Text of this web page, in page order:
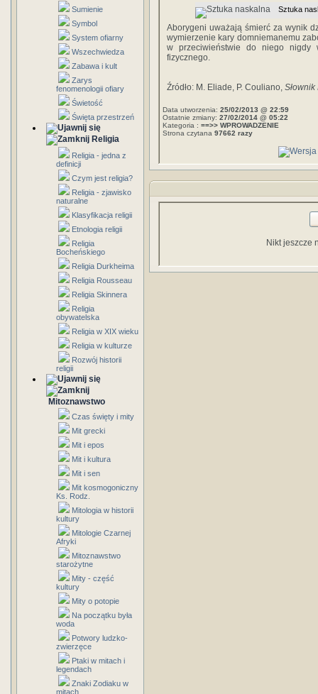
Sumienie
Symbol
System ofiarny
Wszechwiedza
Zabawa i kult
Zarys
fenomenologii ofiary
Świetość
Święta przestrzeń
Religia
Religia - jedna z
definicji
Czym jest religia?
Religia - zjawisko
naturalne
Klasyfikacja religii
Etnologia religii
Religia
Bocheńskiego
Religia Durkheima
Religia Rousseau
Religia Skinnera
Religia
obywatelska
Religia w XIX wieku
Religia w kulturze
Rozwój historii
religii
Mitoznawstwo
Czas święty i mity
Mit grecki
Mit i epos
Mit i kultura
Mit i sen
Mit kosmogoniczny
Ks. Rodz.
Mitologia w historii
kultury
Mitologie Czarnej
Afryki
Mitoznawstwo
starożytne
Mity - część
kultury
Mity o potopie
Na początku była
woda
Potwory ludzko-
zwierzęce
Ptaki w mitach i
legendach
Znaki Zodiaku w
mitach
Sztuka
Aborygeni uważają śmierć za wynik
wymierzenie kary domniemanemu
w przeciwieństwie do niego nigdy
fizycznego.
Źródło: M. Eliade, P. Couliano,
Data utworzenia: 25/02/2013 @ 22:59
Ostatnie zmiany: 27/02/2014 @ 05:22
Kategoria : ==>> WPROWADZENIE
Strona czytana 97662 razy
Nikt jeszcze